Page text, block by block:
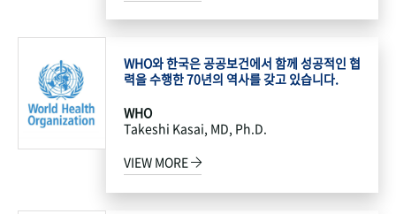
WHO와 한국은 공공보건에서 함께 성공적인 협
력을 수행한 70년의 역사를 갖고 있습니다.
WHO
Takeshi Kasai, MD, Ph.D.
VIEW MORE